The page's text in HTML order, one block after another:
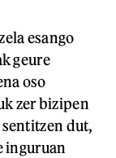
esango
geure
oso
zer bizipen
dut,
inguruan